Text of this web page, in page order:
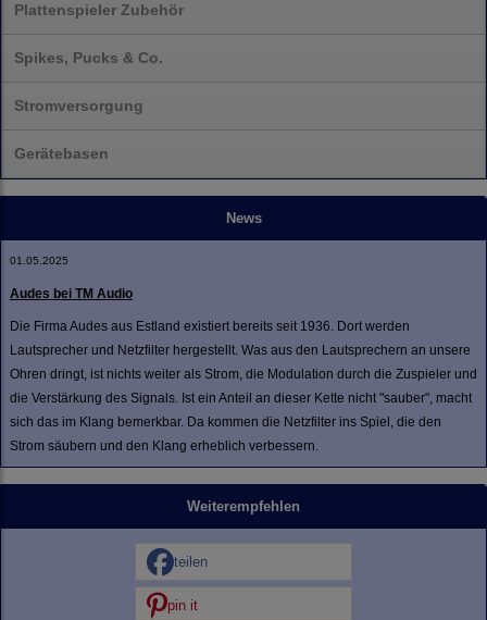
Plattenspieler Zubehör
Spikes, Pucks & Co.
Stromversorgung
Gerätebasen
News
01.05.2025
Audes bei TM Audio
Die Firma Audes aus Estland existiert bereits seit 1936. Dort werden
Lautsprecher und Netzfilter hergestellt. Was aus den Lautsprechern an unsere
Ohren dringt, ist nichts weiter als Strom, die Modulation durch die Zuspieler und
die Verstärkung des Signals. Ist ein Anteil an dieser Kette nicht "sauber", macht
sich das im Klang bemerkbar. Da kommen die Netzfilter ins Spiel, die den
Strom säubern und den Klang erheblich verbessern.
Weiterempfehlen
teilen
pin it